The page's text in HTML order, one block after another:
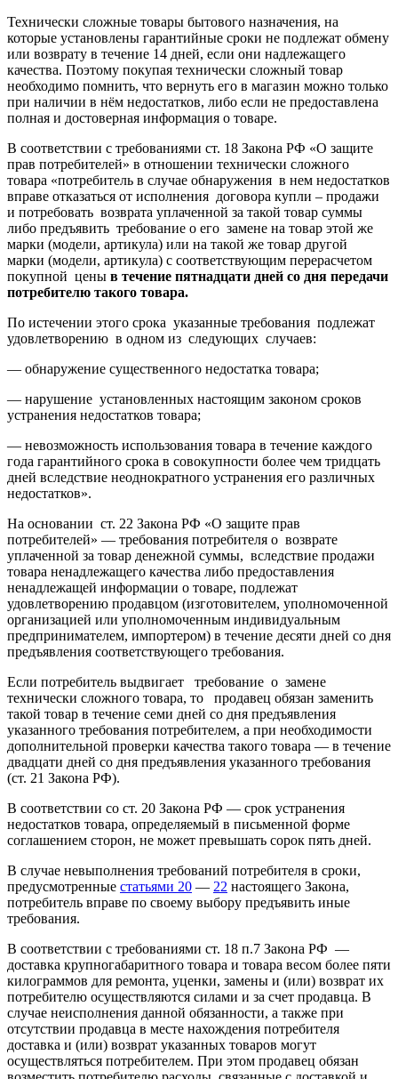
Технически сложные товары бытового назначения, на
которые установлены гарантийные сроки не подлежат обмену
или возврату в течение 14 дней, если они надлежащего
качества. Поэтому покупая технически сложный товар
необходимо помнить, что вернуть его в магазин можно только
при наличии в нём недостатков, либо если не предоставлена
полная и достоверная информация о товаре.
В соответствии с требованиями ст. 18 Закона РФ «О защите
прав потребителей» в отношении технически сложного
товара «потребитель в случае обнаружения в нем недостатков
вправе отказаться от исполнения договора купли – продажи
и потребовать возврата уплаченной за такой товар суммы
либо предъявить требование о его замене на товар этой же
марки (модели, артикула) или на такой же товар другой
марки (модели, артикула) с соответствующим перерасчетом
покупной цены в течение пятнадцати дней со дня передачи
потребителю такого товара.
По истечении этого срока указанные требования подлежат
удовлетворению в одном из следующих случаев:
— обнаружение существенного недостатка товара;
— нарушение установленных настоящим законом сроков
устранения недостатков товара;
— невозможность использования товара в течение каждого
года гарантийного срока в совокупности более чем тридцать
дней вследствие неоднократного устранения его различных
недостатков».
На основании ст. 22 Закона РФ «О защите прав
потребителей» — требования потребителя о возврате
уплаченной за товар денежной суммы, вследствие продажи
товара ненадлежащего качества либо предоставления
ненадлежащей информации о товаре, подлежат
удовлетворению продавцом (изготовителем, уполномоченной
организацией или уполномоченным индивидуальным
предпринимателем, импортером) в течение десяти дней со дня
предъявления соответствующего требования.
Если потребитель выдвигает требование о замене
технически сложного товара, то продавец обязан заменить
такой товар в течение семи дней со дня предъявления
указанного требования потребителем, а при необходимости
дополнительной проверки качества такого товара — в течение
двадцати дней со дня предъявления указанного требования
(ст. 21 Закона РФ).
В соответствии со ст. 20 Закона РФ — срок устранения
недостатков товара, определяемый в письменной форме
соглашением сторон, не может превышать сорок пять дней.
В случае невыполнения требований потребителя в сроки,
предусмотренные статьями 20 — 22 настоящего Закона,
потребитель вправе по своему выбору предъявить иные
требования.
В соответствии с требованиями ст. 18 п.7 Закона РФ —
доставка крупногабаритного товара и товара весом более пяти
килограммов для ремонта, уценки, замены и (или) возврат их
потребителю осуществляются силами и за счет продавца. В
случае неисполнения данной обязанности, а также при
отсутствии продавца в месте нахождения потребителя
доставка и (или) возврат указанных товаров могут
осуществляться потребителем. При этом продавец обязан